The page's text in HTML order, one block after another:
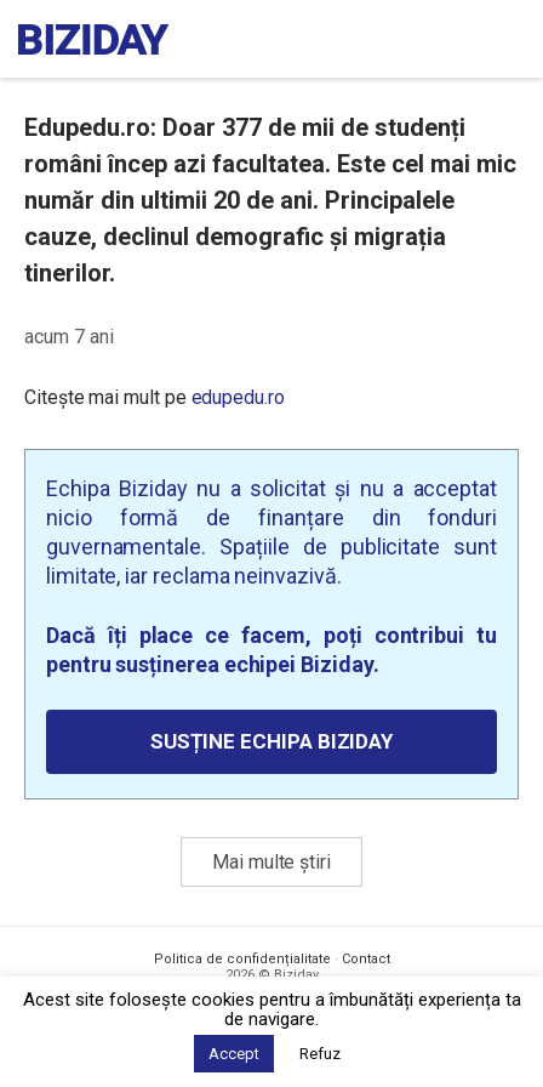
Edupedu.ro: Doar 377 de mii de studenți
români încep azi facultatea. Este cel mai mic
număr din ultimii 20 de ani. Principalele
cauze, declinul demografic și migrația
tinerilor.
acum 7 ani
Citește mai mult pe edupedu.ro
Echipa Biziday nu a solicitat și nu a acceptat
nicio formă de finanțare din fonduri
guvernamentale. Spațiile de publicitate sunt
limitate, iar reclama neinvazivă.
Dacă îți place ce facem, poți contribui tu
pentru susținerea echipei Biziday.
SUSȚINE ECHIPA BIZIDAY
Mai multe știri
Politica de confidențialitate · Contact
2026 © Biziday
Acest site foloseşte cookies pentru a îmbunătăți experiența ta
de navigare.
Accept Refuz